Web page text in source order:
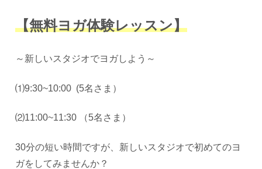
【無料ヨガ体験レッスン】
～新しいスタジオでヨガしよう～
⑴9:30~10:00 (5名さま）
⑵11:00~11:30 （5名さま）
30分の短い時間ですが、新しいスタジオで初めてのヨ
ガをしてみませんか？